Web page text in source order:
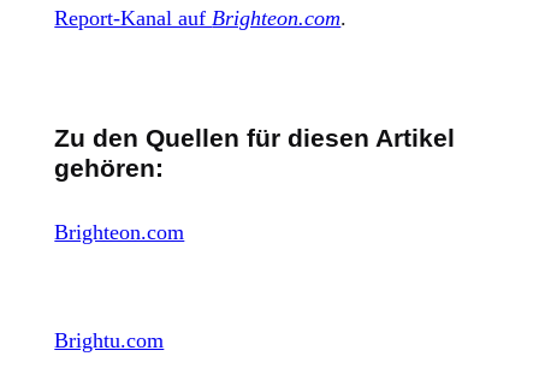
Report-Kanal aufBrighteon.com.
Zu den Quellen für diesen Artikel
gehören:
Brighteon.com
Brightu.com